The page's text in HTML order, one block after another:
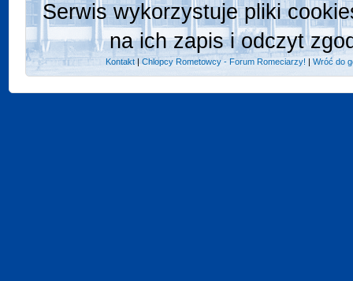
Serwis wykorzystuje pliki
na ich zapis i odczyt
Kontakt |Chlopcy Rometowcy - Forum Romeciarzy! |Wróć do